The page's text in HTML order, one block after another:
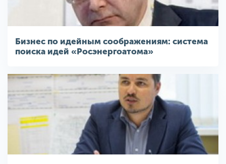
Бизнес по идейным соображениям: система
поиска идей «Росэнергоатома»